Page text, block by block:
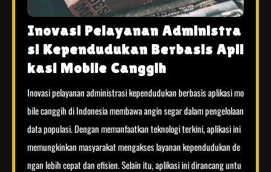
Inovasi Pelayanan Administra
si Kependudukan Berbasis Apli
kasi Mobile Canggih
Inovasi pelayanan administrasi kependudukan berbasis aplikasi mo
bile canggih di Indonesia membawa angin segar dalam pengelolaan
data populasi. Dengan memanfaatkan teknologi terkini, aplikasi ini
memungkinkan masyarakat mengakses layanan kependudukan de
ngan lebih cepat dan efisien. Selain itu, aplikasi ini dirancang untu